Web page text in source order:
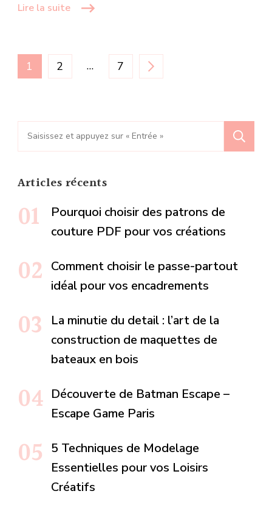
Lire la suite
Pagination
des
publications
PAGE
1 PAGE
2 … PAGE
7
Recherche
pour
Articles récents
Pourquoi choisir des patrons de
couture PDF pour vos créations
Comment choisir le passe-partout
idéal pour vos encadrements
La minutie du detail : l’art de la
construction de maquettes de
bateaux en bois
Découverte de Batman Escape –
Escape Game Paris
5 Techniques de Modelage
Essentielles pour vos Loisirs
Créatifs